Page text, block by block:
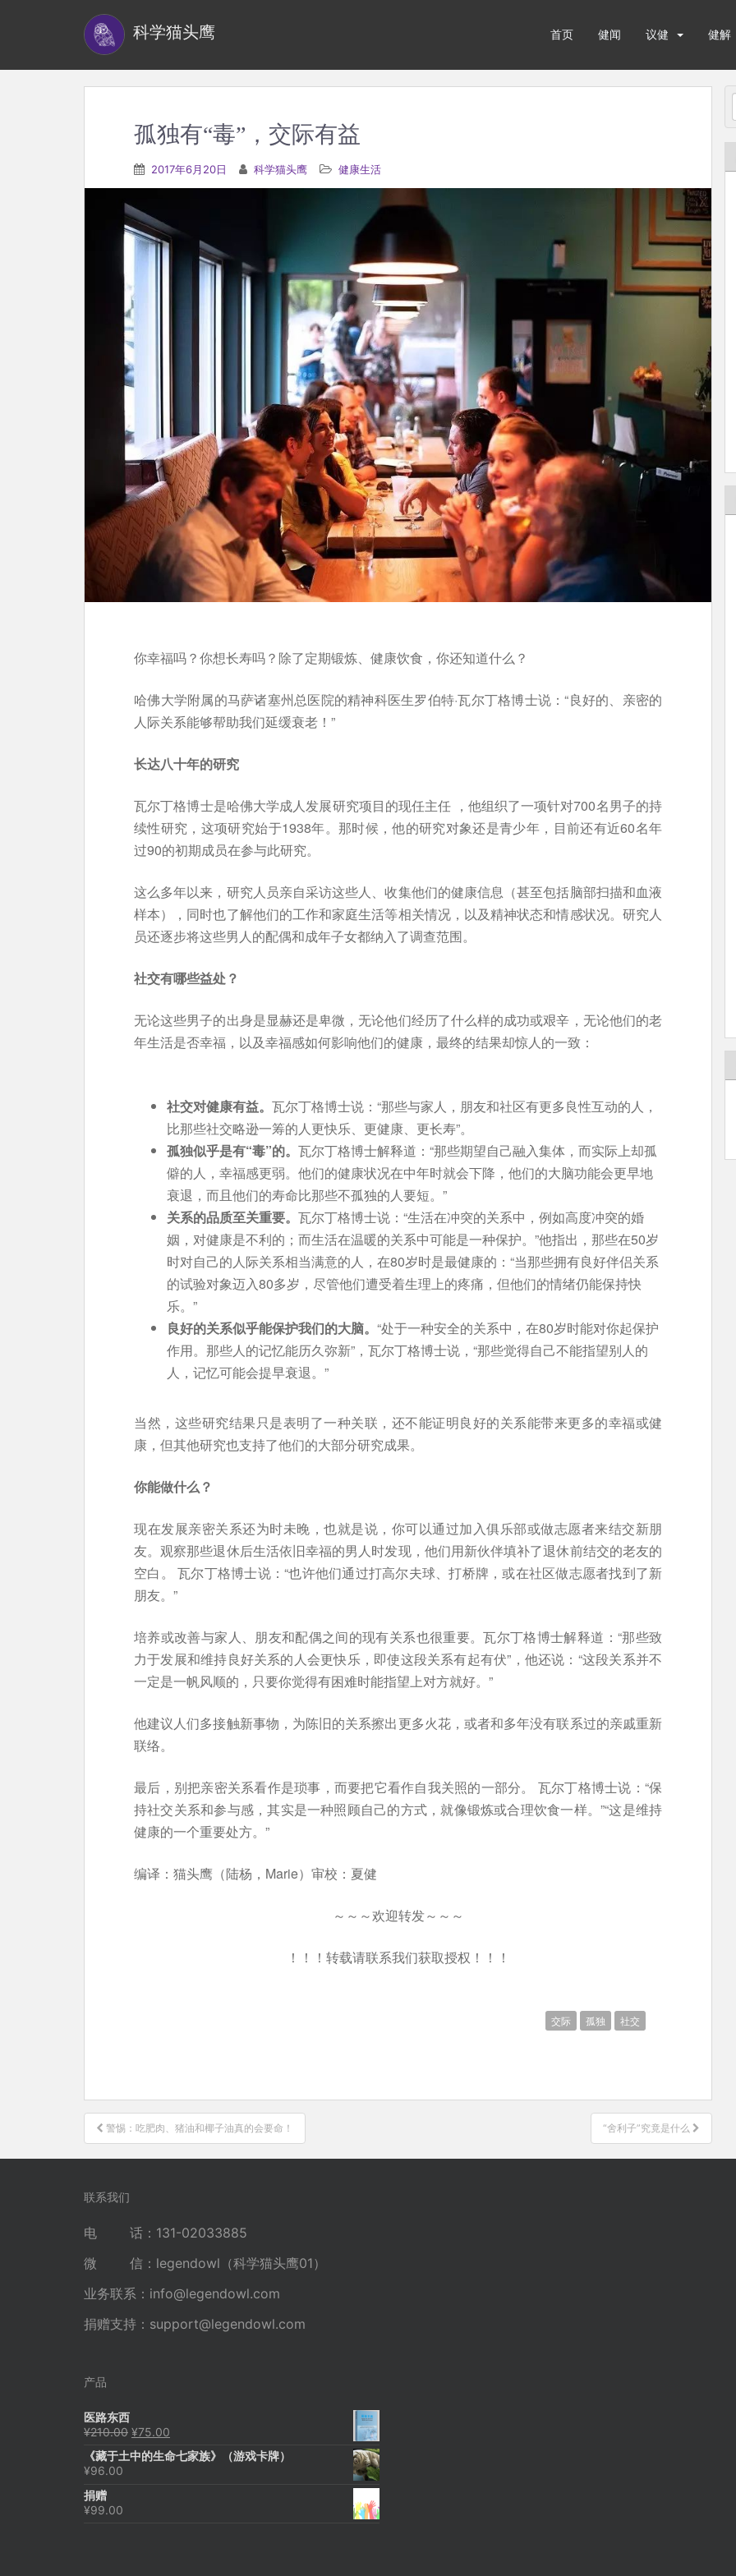
科学猫头鹰 首页 健闻 议健 健解
孤独有“毒”，交际有益
2017年6月20日 科学猫头鹰 健康生活
你幸福吗？你想长寿吗？除了定期锻炼、健康饮食，你还知道什么？
哈佛大学附属的马萨诸塞州总医院的精神科医生罗伯特·瓦尔丁格博士说：“良好的、亲密的
人际关系能够帮助我们延缓衰老！”
长达八十年的研究
瓦尔丁格博士是哈佛大学成人发展研究项目的现任主任 ，他组织了一项针对700名男子的持
续性研究，这项研究始于1938年。那时候，他的研究对象还是青少年，目前还有近60名年
过90的初期成员在参与此研究。
这么多年以来，研究人员亲自采访这些人、收集他们的健康信息（甚至包括脑部扫描和血液
样本），同时也了解他们的工作和家庭生活等相关情况，以及精神状态和情感状况。研究人
员还逐步将这些男人的配偶和成年子女都纳入了调查范围。
社交有哪些益处？
无论这些男子的出身是显赫还是卑微，无论他们经历了什么样的成功或艰辛，无论他们的老
年生活是否幸福，以及幸福感如何影响他们的健康，最终的结果却惊人的一致：
社交对健康有益。 瓦尔丁格博士说：“那些与家人，朋友和社区有更多良性互动的人，
比那些社交略逊一筹的人更快乐、更健康、更长寿”。
孤独似乎是有“毒”的。 瓦尔丁格博士解释道：“那些期望自己融入集体，而实际上却孤
僻的人，幸福感更弱。他们的健康状况在中年时就会下降，他们的大脑功能会更早地
衰退，而且他们的寿命比那些不孤独的人要短。”
关系的品质至关重要。 瓦尔丁格博士说：“生活在冲突的关系中，例如高度冲突的婚
姻，对健康是不利的；而生活在温暖的关系中可能是一种保护。”他指出，那些在50岁
时对自己的人际关系相当满意的人，在80岁时是最健康的：“当那些拥有良好伴侣关系
的试验对象迈入80多岁，尽管他们遭受着生理上的疼痛，但他们的情绪仍能保持快
乐。”
良好的关系似乎能保护我们的大脑。 “处于一种安全的关系中，在80岁时能对你起保护
作用。那些人的记忆能历久弥新”，瓦尔丁格博士说，“那些觉得自己不能指望别人的
人，记忆可能会提早衰退。”
当然，这些研究结果只是表明了一种关联，还不能证明良好的关系能带来更多的幸福或健
康，但其他研究也支持了他们的大部分研究成果。
你能做什么？
现在发展亲密关系还为时未晚，也就是说，你可以通过加入俱乐部或做志愿者来结交新朋
友。观察那些退休后生活依旧幸福的男人时发现，他们用新伙伴填补了退休前结交的老友的
空白。 瓦尔丁格博士说：“也许他们通过打高尔夫球、打桥牌，或在社区做志愿者找到了新
朋友。”
培养或改善与家人、朋友和配偶之间的现有关系也很重要。瓦尔丁格博士解释道：“那些致
力于发展和维持良好关系的人会更快乐，即使这段关系有起有伏”，他还说：“这段关系并不
一定是一帆风顺的，只要你觉得有困难时能指望上对方就好。”
他建议人们多接触新事物，为陈旧的关系擦出更多火花，或者和多年没有联系过的亲戚重新
联络。
最后，别把亲密关系看作是琐事，而要把它看作自我关照的一部分。 瓦尔丁格博士说：“保
持社交关系和参与感，其实是一种照顾自己的方式，就像锻炼或合理饮食一样。”“这是维持
健康的一个重要处方。”
编译：猫头鹰（陆杨，Marie）审校：夏健
～～～欢迎转发～～～
！！！转载请联系我们获取授权！！！
交际 孤独 社交
文
章
导
警惕：吃肥肉、猪油和椰子油真的会要命！ “舍利子”究竟是什么
联系我们
电 话：131-02033885
微 信：legendowl（科学猫头鹰01）
业务联系： info@legendowl.com
捐赠支持： support@legendowl.com
产品
医路东西
¥210.00 原
为：
¥75.00
价
《藏于土中的生命七家族》（游戏卡牌）
¥96.00
捐赠
¥99.00